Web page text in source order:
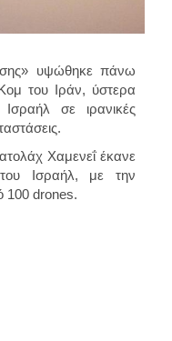
υψώθηκε πάνω
του Ιράν, ύστερα
σε ιρανικές
Χαμενεΐ έκανε
Ισραήλ, με την
100 drones.